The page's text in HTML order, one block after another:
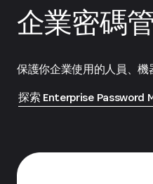
企業密碼
保護你企業使用的人員、機
探索 Enterprise Password